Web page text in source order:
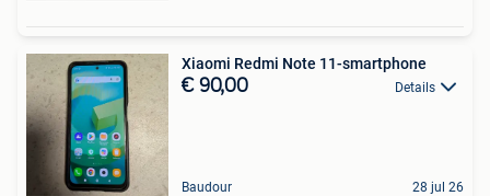
Xiaomi Redmi Note 11-smartphone
€ 90,00 Details
Baudour 28 jul 26